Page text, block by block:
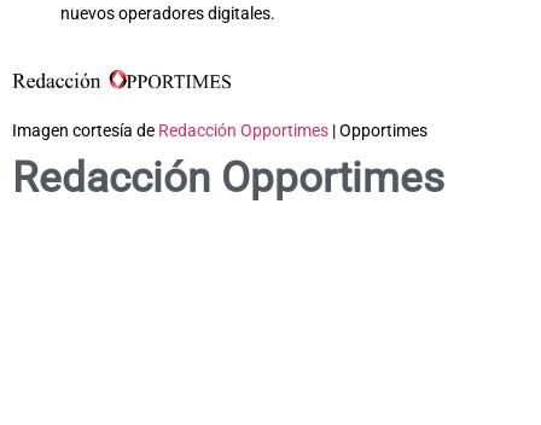
nuevos operadores digitales.
Imagen cortesía de Redacción Opportimes | Opportimes
Redacción Opportimes